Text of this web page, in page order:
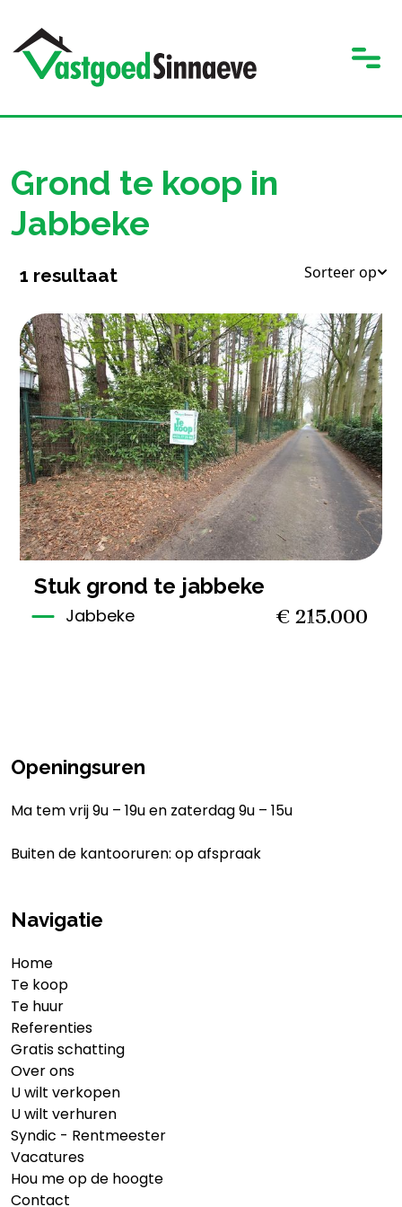
Grond te koop in
Jabbeke
1 resultaat Sorteer op
2.040 m²
stuk grond te jabbeke
Jabbeke € 215.000
Openingsuren
Ma tem vrij 9u – 19u en zaterdag 9u – 15u
Buiten de kantooruren: op afspraak
Navigatie
Home
Te koop
Te huur
Referenties
Gratis schatting
Over ons
U wilt verkopen
U wilt verhuren
Syndic - Rentmeester
Vacatures
Hou me op de hoogte
Contact